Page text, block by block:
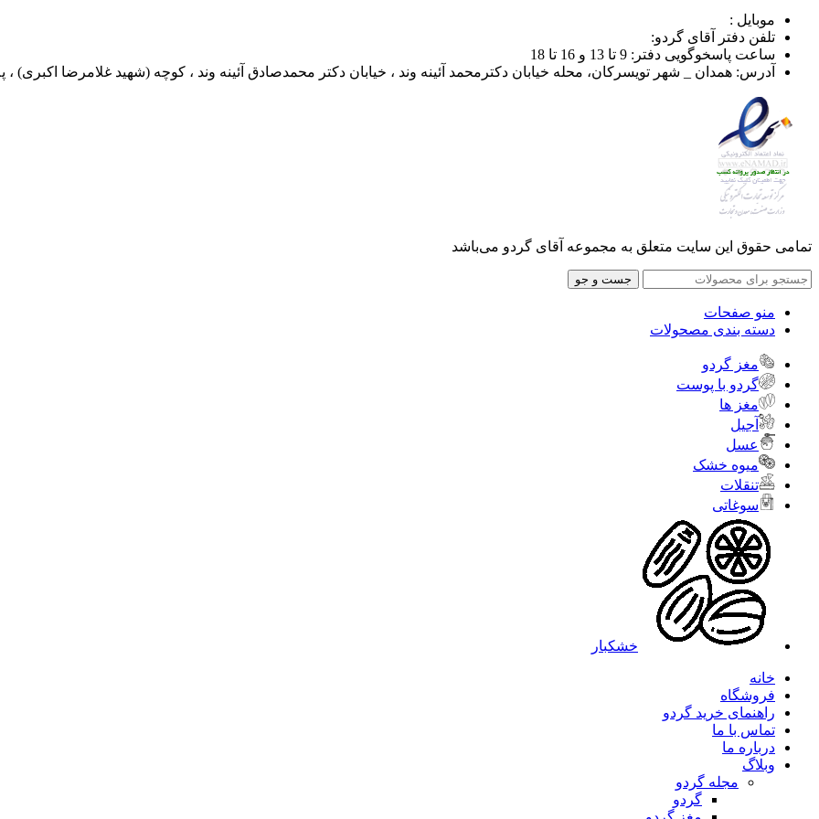
موبایل :
تلفن دفتر آقای گردو:
ساعت پاسخوگویی دفتر: 9 تا 13 و 16 تا 18
آدرس: همدان _ شهر تویسرکان، محله خیابان دکترمحمد آئینه وند ، خیابان دکتر محمدصادق آئینه وند ، کوچه (شهید غلامرضا اکبری) ، پلاک 0 ، طبقه
تمامی حقوق این سایت متعلق به مجموعه آقای گردو می‌باشد
جست و جو
منو صفحات
دسته بندی مصحولات
مغز گردو
گردو با پوست
مغز ها
آجیل
عسل
میوه خشک
تنقلات
سوغاتی
خشکبار
خانه
فروشگاه
راهنمای خرید گردو
تماس با ما
درباره ما
وبلاگ
مجله گردو
گردو